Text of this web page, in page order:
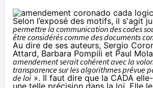
Selon l’exposé des motifs, il s'agit
permettre la communication des codes
être considérés comme des documents
Au dire de ses auteurs, Sergio
Attard, Barbara Pompili et Paul
amendement serait cohérent avec la
transparence sur les algorithmes prévue
de loi ». Il faut dire que la CADA
une telle précision dans la loi. Elle